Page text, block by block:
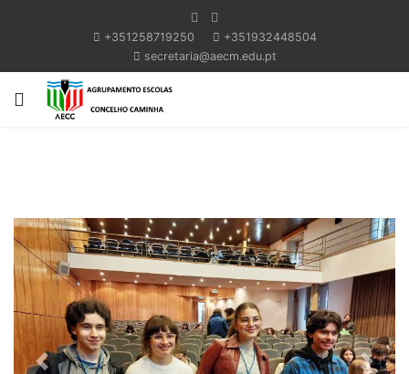
+351258719250
+351932448504
secretaria@aecm.edu.pt